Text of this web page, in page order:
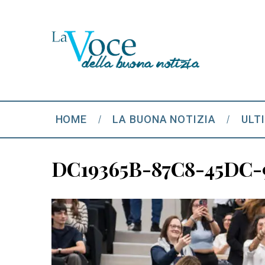
HOME LA BUONA NOTIZIA
DC19365B-87C8-